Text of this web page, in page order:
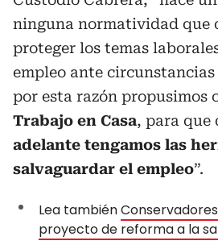
ninguna normatividad que
proteger los temas
empleo ante circunstancias
por esta razón propusimos
Trabajo en Casa, para que
adelante tengamos las
salvaguardar el empleo”.
Lea también
proyecto de reforma a la